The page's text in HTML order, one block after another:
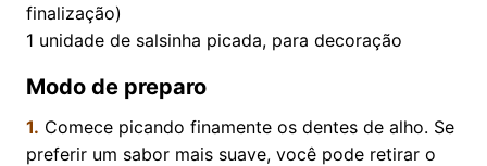
finalização)
1 unidade de salsinha picada, para decoração
Modo de preparo
1. Comece picando finamente os dentes de alho. Se
preferir um sabor mais suave, você pode retirar o